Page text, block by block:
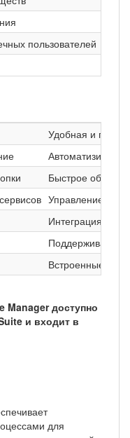
пользователей
Удобная и
Быстрое
Управление
Интеграция с
Поддерживает
Встроенные
Manager доступно
и входит в
для